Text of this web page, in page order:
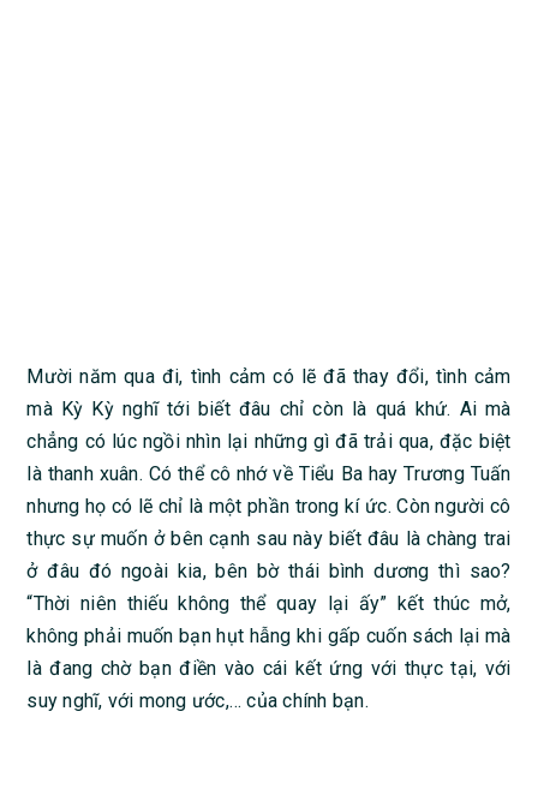
Mười năm qua đi, tình cảm có lẽ đã thay đổi, tình cảm
mà Kỳ Kỳ nghĩ tới biết đâu chỉ còn là quá khứ. Ai mà
chẳng có lúc ngồi nhìn lại những gì đã trải qua, đặc biệt
là thanh xuân. Có thể cô nhớ về Tiểu Ba hay Trương Tuấn
nhưng họ có lẽ chỉ là một phần trong kí ức. Còn người cô
thực sự muốn ở bên cạnh sau này biết đâu là chàng trai
ở đâu đó ngoài kia, bên bờ thái bình dương thì sao?
“Thời niên thiếu không thể quay lại ấy” kết thúc mở,
không phải muốn bạn hụt hẫng khi gấp cuốn sách lại mà
là đang chờ bạn điền vào cái kết ứng với thực tại, với
suy nghĩ, với mong ước,… của chính bạn.